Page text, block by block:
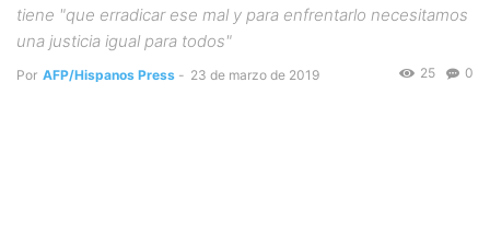
tiene "que erradicar ese mal y para enfrentarlo necesitamos
una justicia igual para todos"
Por AFP/Hispanos Press - 23 de marzo de 2019 0
25